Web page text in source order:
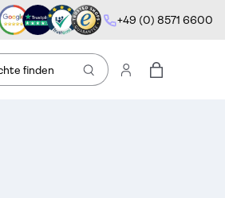
+49 (0) 8571 6600
Einloggen